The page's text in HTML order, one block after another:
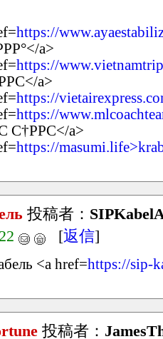
https://
a>
https://
a>
https://
https://
С†РРС</a>
https://
投稿者：
[返信]
<a href=https://sip-
投稿者：